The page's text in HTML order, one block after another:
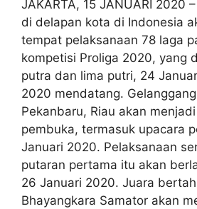
JAKARTA, 15 JANUARI 2020
di delapan kota di Indonesia
tempat pelaksanaan 78 laga
kompetisi Proliga 2020, yang
putra dan lima putri, 24
2020 mendatang.
Pekanbaru, Riau akan
pembuka, termasuk upacara
Januari 2020. Pelaksanaan
putaran pertama itu akan
26 Januari 2020. Juara
Bhayangkara Samator akan